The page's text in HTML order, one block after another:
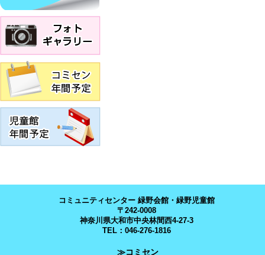
コミュニティセンター 緑野会館・緑野児童館
〒242-0008
神奈川県大和市中央林間西4-27-3
TEL：046-276-1816
≫コミセン